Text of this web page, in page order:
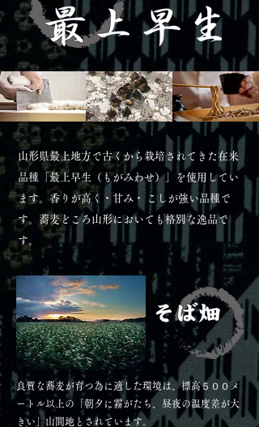
山形県最上地方で古くから栽培されてきた在来
品種「最上早生（もがみわせ）」を使用してい
ます。香りが高く・甘み・ こしが強い品種で
す。蕎麦どころ山形においても格別な逸品で
す。
良質な蕎麦が育つ為に適した環境は、標高５００メ
ートル以上の「朝夕に霧がたち、昼夜の温度差が大
きい」山間地とされています。